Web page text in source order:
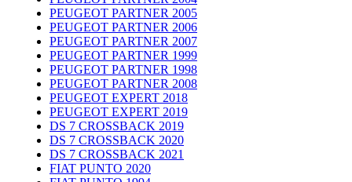
PEUGEOT PARTNER 2005
PEUGEOT PARTNER 2006
PEUGEOT PARTNER 2007
PEUGEOT PARTNER 1999
PEUGEOT PARTNER 1998
PEUGEOT PARTNER 2008
PEUGEOT EXPERT 2018
PEUGEOT EXPERT 2019
DS 7 CROSSBACK 2019
DS 7 CROSSBACK 2020
DS 7 CROSSBACK 2021
FIAT PUNTO 2020